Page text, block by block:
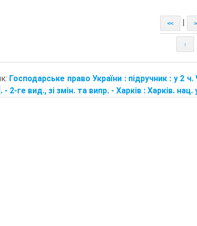
<<
↑
Господарське право України : підручник : у
- 2-ге вид., зі змін. та випр. - Харків : Харків.